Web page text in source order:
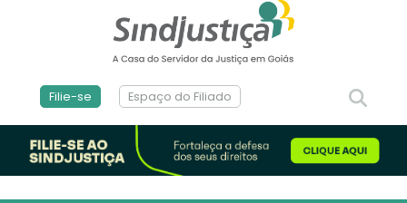
Filie-se Espaço do Filiado